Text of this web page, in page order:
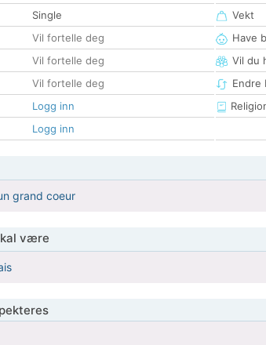
Single
Vil fortelle deg
Vil fortelle deg
Vil fortelle deg
Logg inn
Logg inn
Vekt
Have
Vil du
Endre
grand coeur
være